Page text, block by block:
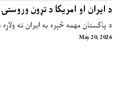
د ایران او امریکا د تړون
د پاکستان مهمه څېره به ایران ته
May 20, 2026